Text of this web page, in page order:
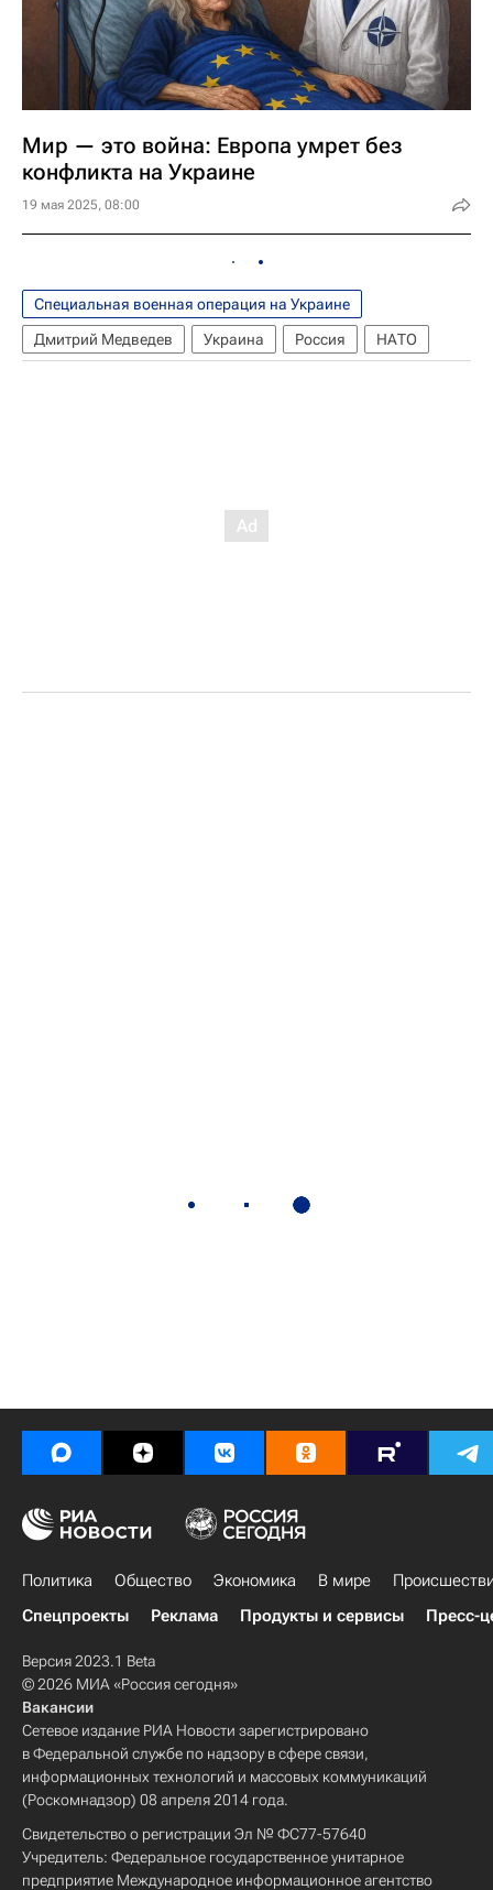
Мир — это война: Европа умрет без
конфликта на Украине
19 мая 2025, 08:00
Специальная военная операция на Украине
Дмитрий Медведев
Украина Россия НАТО
Политика Общество Экономика В мире
Спецпроекты
Реклама Продукты и сервисы Пресс-
Версия 2023.1 Beta
© 2026 МИА «Россия сегодня»
Вакансии
Сетевое издание РИА Новости зарегистрировано
в Федеральной службе по надзору в сфере связи,
информационных технологий и массовых коммуникаций
(Роскомнадзор) 08 апреля 2014 года.
Свидетельство о регистрации Эл № ФС77-57640
Учредитель: Федеральное государственное унитарное
предприятие Международное информационное агентство